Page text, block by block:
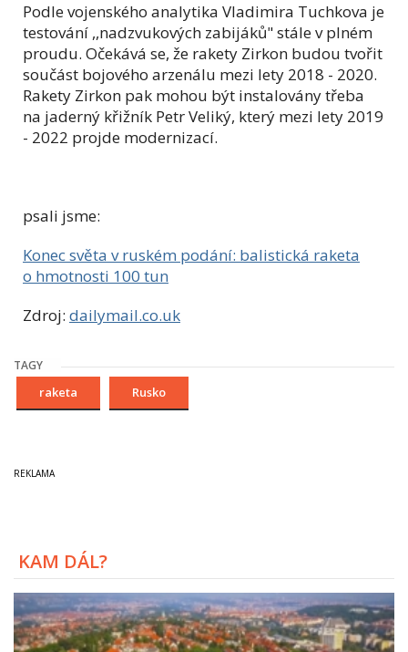
Podle vojenského analytika Vladimira Tuchkova je
testování ,,nadzvukových zabijáků" stále v plném
proudu. Očekává se, že rakety Zirkon budou tvořit
součást bojového arzenálu mezi lety 2018 - 2020.
Rakety Zirkon pak mohou být instalovány třeba
na jaderný křižník Petr Veliký, který mezi lety 2019
- 2022 projde modernizací.
psali jsme:
Konec světa v ruském podání: balistická raketa
o hmotnosti 100 tun
Zdroj: dailymail.co.uk
TAGY
raketa Rusko
KAM DÁL?